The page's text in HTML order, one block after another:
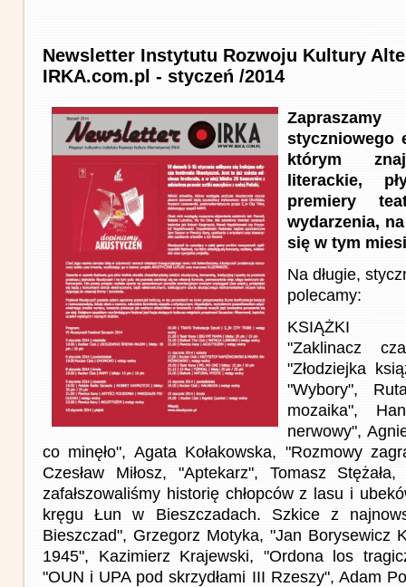
Newsletter Instytutu Rozwoju Kultury
IRKA.com.pl - styczeń /2014
styczniowego
którym
literackie,
premiery
wydarzenia,
się w tym
Na długie,
polecamy:
KSIĄŻKI
"Zaklinacz
"Złodziejka
"Wybory",
mozaika",
nerwowy",
co minęło", Agata Kołakowska, "Rozmowy
Czesław Miłosz, "Aptekarz", Tomasz
zafałszowaliśmy historię chłopców z lasu i
kręgu Łun w Bieszczadach. Szkice z
Bieszczad", Grzegorz Motyka, "Jan Borysewicz
1945", Kazimierz Krajewski, "Ordona los
"OUN i UPA pod skrzydłami III Rzeszy", Adam